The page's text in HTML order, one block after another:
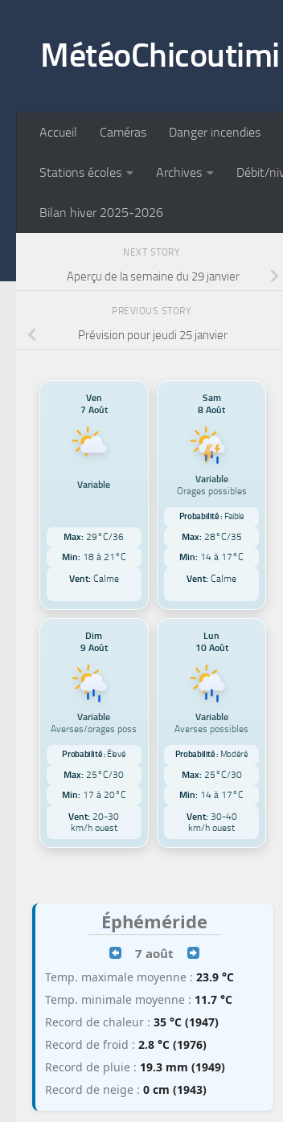
MétéoChicoutimi
Accueil Caméras Danger incendies
Stations écoles Archives Débit/
Bilan hiver 2025-2026
NEXT STORY
Aperçu de la semaine du 29 janvier
PREVIOUS STORY
Prévision pour jeudi 25 janvier
Ven
7 Août
Variable
Max: 29°C/36
Min: 18 à 21°C
Vent:Calme
Sam
8 Août
Variable
Orages possibles
Probabilité : Faible
Max: 28°C/35
Min: 14 à 17°C
Vent: Calme
Dim
9 Août
Variable
Averses/orages poss
Probabilité : Élevé
Max: 25°C/30
Min: 17 à 20°C
Vent: 20-30
km/h ouest
Lun
10 Août
Variable
Averses possibles
Probabilité : Modéré
Max: 25°C/30
Min: 14 à 17°C
Vent:30-40
km/h ouest
Éphéméride
7 août
Temp. maximale moyenne : 23.9 °C
Temp. minimale moyenne : 11.7 °C
Record de chaleur : 35 °C (1947)
Record de froid : 2.8 °C (1976)
Record de pluie : 19.3 mm (1949)
Record de neige : 0 cm (1943)